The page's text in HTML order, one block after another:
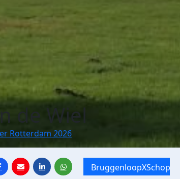
de Wiel
Rotterdam 2026
BruggenloopXSchoppen